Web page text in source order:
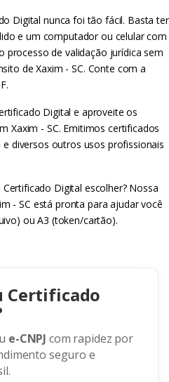
Digital nunca foi tão fácil. Basta ter
e um computador ou celular com
de validação jurídica sem
de Xaxim - SC. Conte com a
Digital e aproveite os
Xaxim - SC. Emitimos certificados
diversos outros usos profissionais
Digital escolher? Nossa
- SC está pronta para ajudar você
ou A3 (token/cartão).
Certificado
e-CNPJ com rapidez por
seguro e